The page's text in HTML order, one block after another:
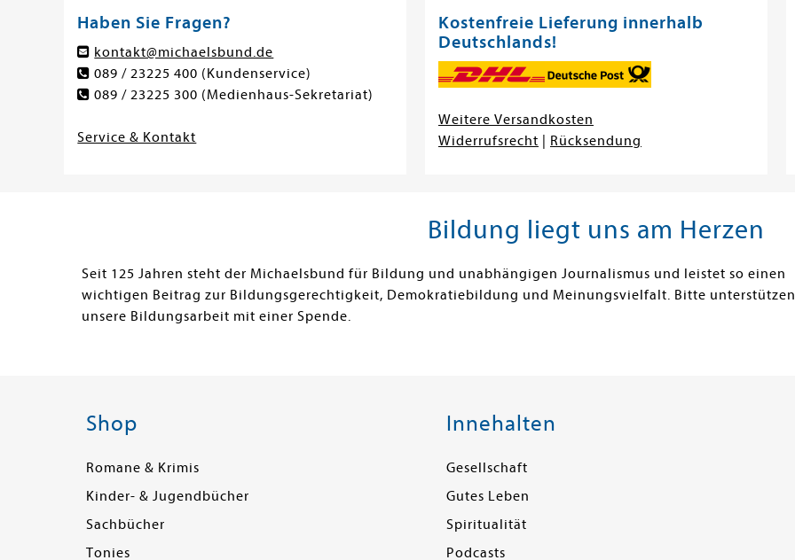
Haben Sie Fragen?
kontakt@michaelsbund.de
089 / 23225 400 (Kundenservice)
089 / 23225 300 (Medienhaus-Sekretariat)
Service & Kontakt
Kostenfreie Lieferung innerhalb
Deutschlands!
Weitere Versandkosten
Widerrufsrecht
Rücksendung
Bildung liegt uns am Herzen
Seit 125 Jahren steht der Michaelsbund für Bildung und unabhängigen Journalismus und leistet so einen
wichtigen Beitrag zur Bildungsgerechtigkeit, Demokratiebildung und Meinungsvielfalt. Bitte
unsere Bildungsarbeit mit einer Spende.
Shop
Romane & Krimis
Kinder- & Jugendbücher
Sachbücher
Tonies
Innehalten
Gesellschaft
Gutes Leben
Spiritualität
Podcasts